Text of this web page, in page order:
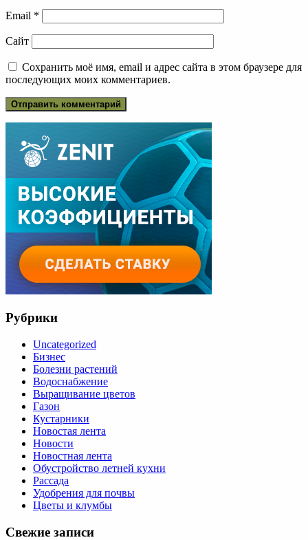
Email *
Сайт
Сохранить моё имя, email и адрес сайта в этом браузере для
последующих моих комментариев.
Рубрики
Uncategorized
Бизнес
Болезни растений
Водоснабжение
Выращивание цветов
Газон
Кустарники
Новостая лента
Новости
Новостная лента
Обустройство летней кухни
Рассада
Удобрения для почвы
Цветы и клумбы
Свежие записи